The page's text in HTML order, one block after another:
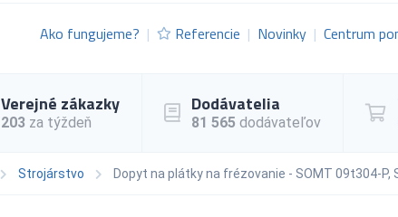
Ako fungujeme? Referencie Novinky Centrum
Verejné zákazky
203 za týždeň
Dodávatelia
81 565 dodávateľov
Strojárstvo Dopyt na plátky na frézovanie - SOMT 09t304-P,